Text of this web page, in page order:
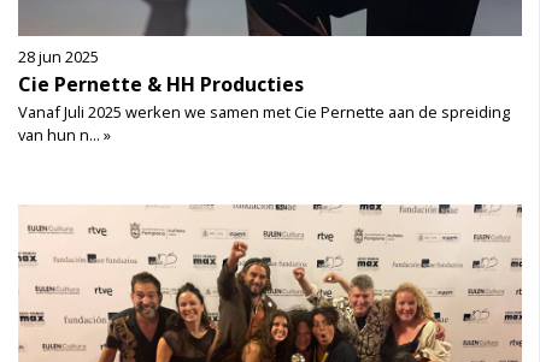
28 jun 2025
Cie Pernette & HH Producties
Vanaf Juli 2025 werken we samen met Cie Pernette aan de spreiding
van hun n... »